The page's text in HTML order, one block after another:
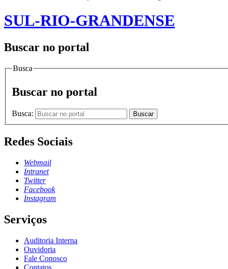
SUL-RIO-GRANDENSE
Buscar no portal
Busca
Buscar no portal
Busca: Buscar
Redes Sociais
Webmail
Intranet
Twitter
Facebook
Instagram
Serviços
Auditoria Interna
Ouvidoria
Fale Conosco
Contatos